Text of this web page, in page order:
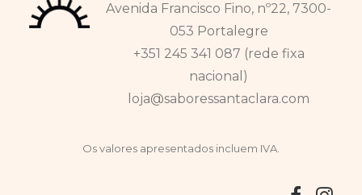
Avenida Francisco Fino, nº22, 7300-
053 Portalegre
+351 245 341 087 (rede fixa
nacional)
loja@saboressantaclara.com
Os valores apresentados incluem IVA.